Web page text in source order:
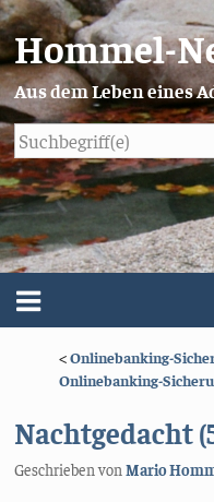
Hommel-
Aus dem Leben eines
Menü
Über mich
<Onlinebanking-
Onlinebanking-
Nachtgedacht
Geschrieben vonMario